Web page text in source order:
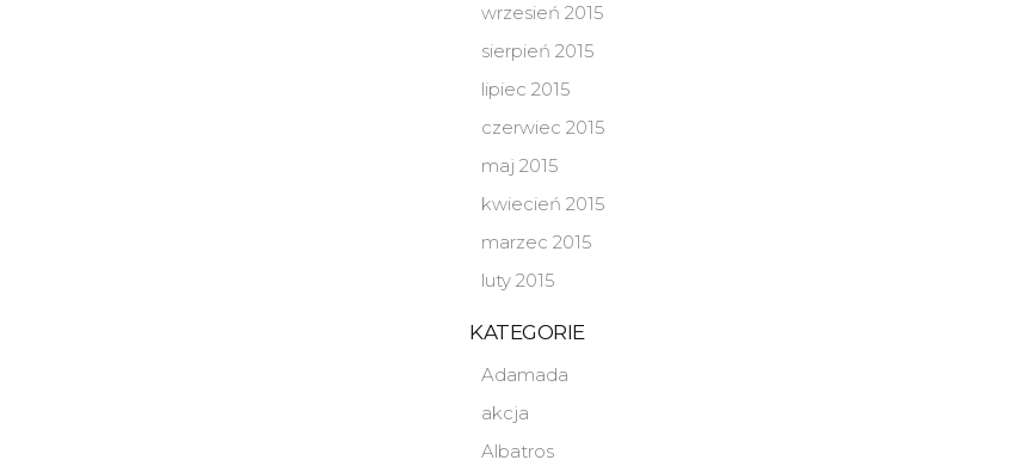
wrzesień 2015
sierpień 2015
lipiec 2015
czerwiec 2015
maj 2015
kwiecień 2015
marzec 2015
luty 2015
KATEGORIE
Adamada
akcja
Albatros